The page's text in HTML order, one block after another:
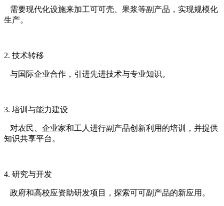
需要现代化设施来加工可可壳、果浆等副产品，实现规模化
生产。
2. 技术转移
与国际企业合作，引进先进技术与专业知识。
3. 培训与能力建设
对农民、企业家和工人进行副产品创新利用的培训，并提供
知识共享平台。
4. 研究与开发
政府和高校应资助研发项目，探索可可副产品的新应用。